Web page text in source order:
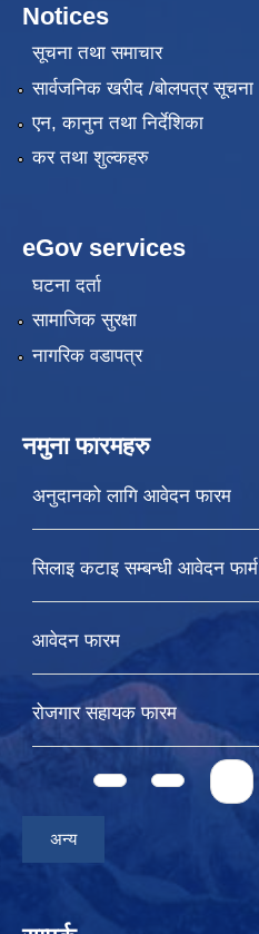
Notices
सूचना तथा समाचार
सार्वजनिक खरीद /बोलपत्र सूचना
एन, कानुन तथा निर्देशिका
कर तथा शुल्कहरु
eGov services
घटना दर्ता
सामाजिक सुरक्षा
नागरिक वडापत्र
नमुना फारमहरु
अनुदानको लागि आवेदन फारम
सिलाइ कटाइ सम्बन्धी आवेदन फार्म
आवेदन फारम
रोजगार सहायक फारम
Pages
अन्य